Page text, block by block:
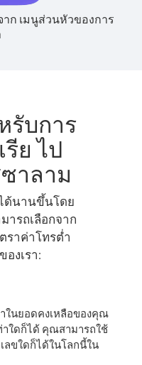
าก เมนูส่วนหัวของการ
รับการ
ย ไป
าลาม
ด้นานขึ้นโดย
ารถเลือกจาก
ราค่าโทรต่ำ
งเรา:
าในยอดคงเหลือของคุณ
าใดก็ได้ คุณสามารถใช้
ลขใดก็ได้ในโลกนี้ใน